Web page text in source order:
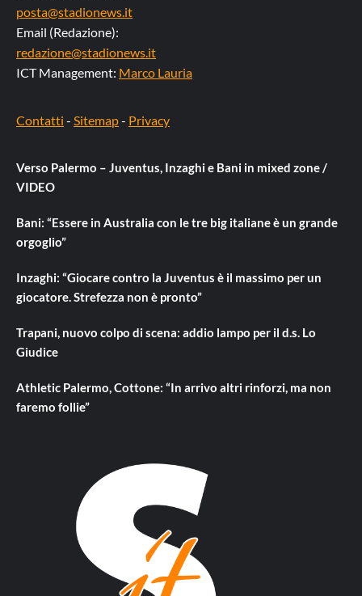
posta@stadionews.it
Email (Redazione):
redazione@stadionews.it
ICT Management: Marco Lauria
Contatti - Sitemap- Privacy
Verso Palermo – Juventus, Inzaghi e Bani in mixed zone /
VIDEO
Bani: “Essere in Australia con le tre big italiane è un grande
orgoglio”
Inzaghi: “Giocare contro la Juventus è il massimo per un
giocatore. Strefezza non è pronto”
Trapani, nuovo colpo di scena: addio lampo per il d.s. Lo
Giudice
Athletic Palermo, Cottone: “In arrivo altri rinforzi, ma non
faremo follie”